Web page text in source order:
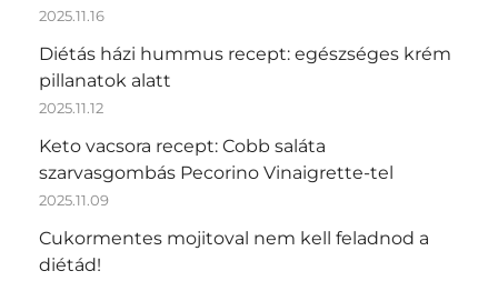
2025.11.16
Diétás házi hummus recept: egészséges krém
pillanatok alatt
2025.11.12
Keto vacsora recept: Cobb saláta
szarvasgombás Pecorino Vinaigrette-tel
2025.11.09
Cukormentes mojitoval nem kell feladnod a
diétád!